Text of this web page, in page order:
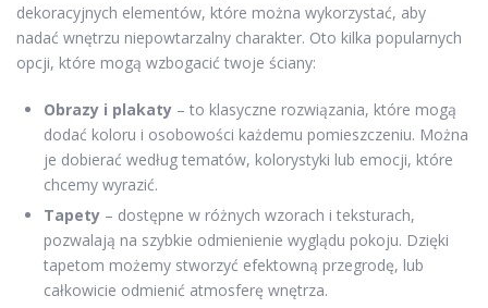
dekoracyjnych elementów, które można wykorzystać, aby
nadać wnętrzu niepowtarzalny charakter. Oto kilka popularnych
opcji, które mogą wzbogacić twoje ściany:
Obrazy i plakaty – to klasyczne rozwiązania, które mogą
dodać koloru i osobowości każdemu pomieszczeniu. Można
je dobierać według tematów, kolorystyki lub emocji, które
chcemy wyrazić.
Tapety – dostępne w różnych wzorach i teksturach,
pozwalają na szybkie odmienienie wyglądu pokoju. Dzięki
tapetom możemy stworzyć efektowną przegrodę, lub
całkowicie odmienić atmosferę wnętrza.